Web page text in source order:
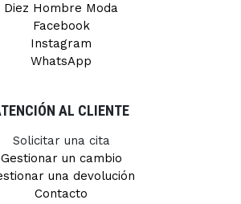
Diez Hombre Moda
Facebook
Instagram
WhatsApp
AL CLIENTE
Solicitar una cita
Gestionar un cambio
una devolución
Contacto